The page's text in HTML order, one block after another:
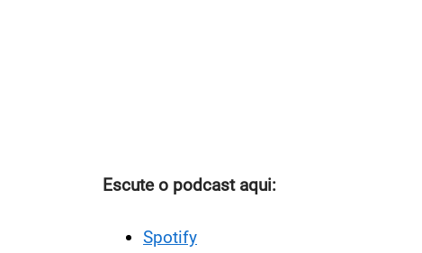
Escute o podcast aqui:
Spotify